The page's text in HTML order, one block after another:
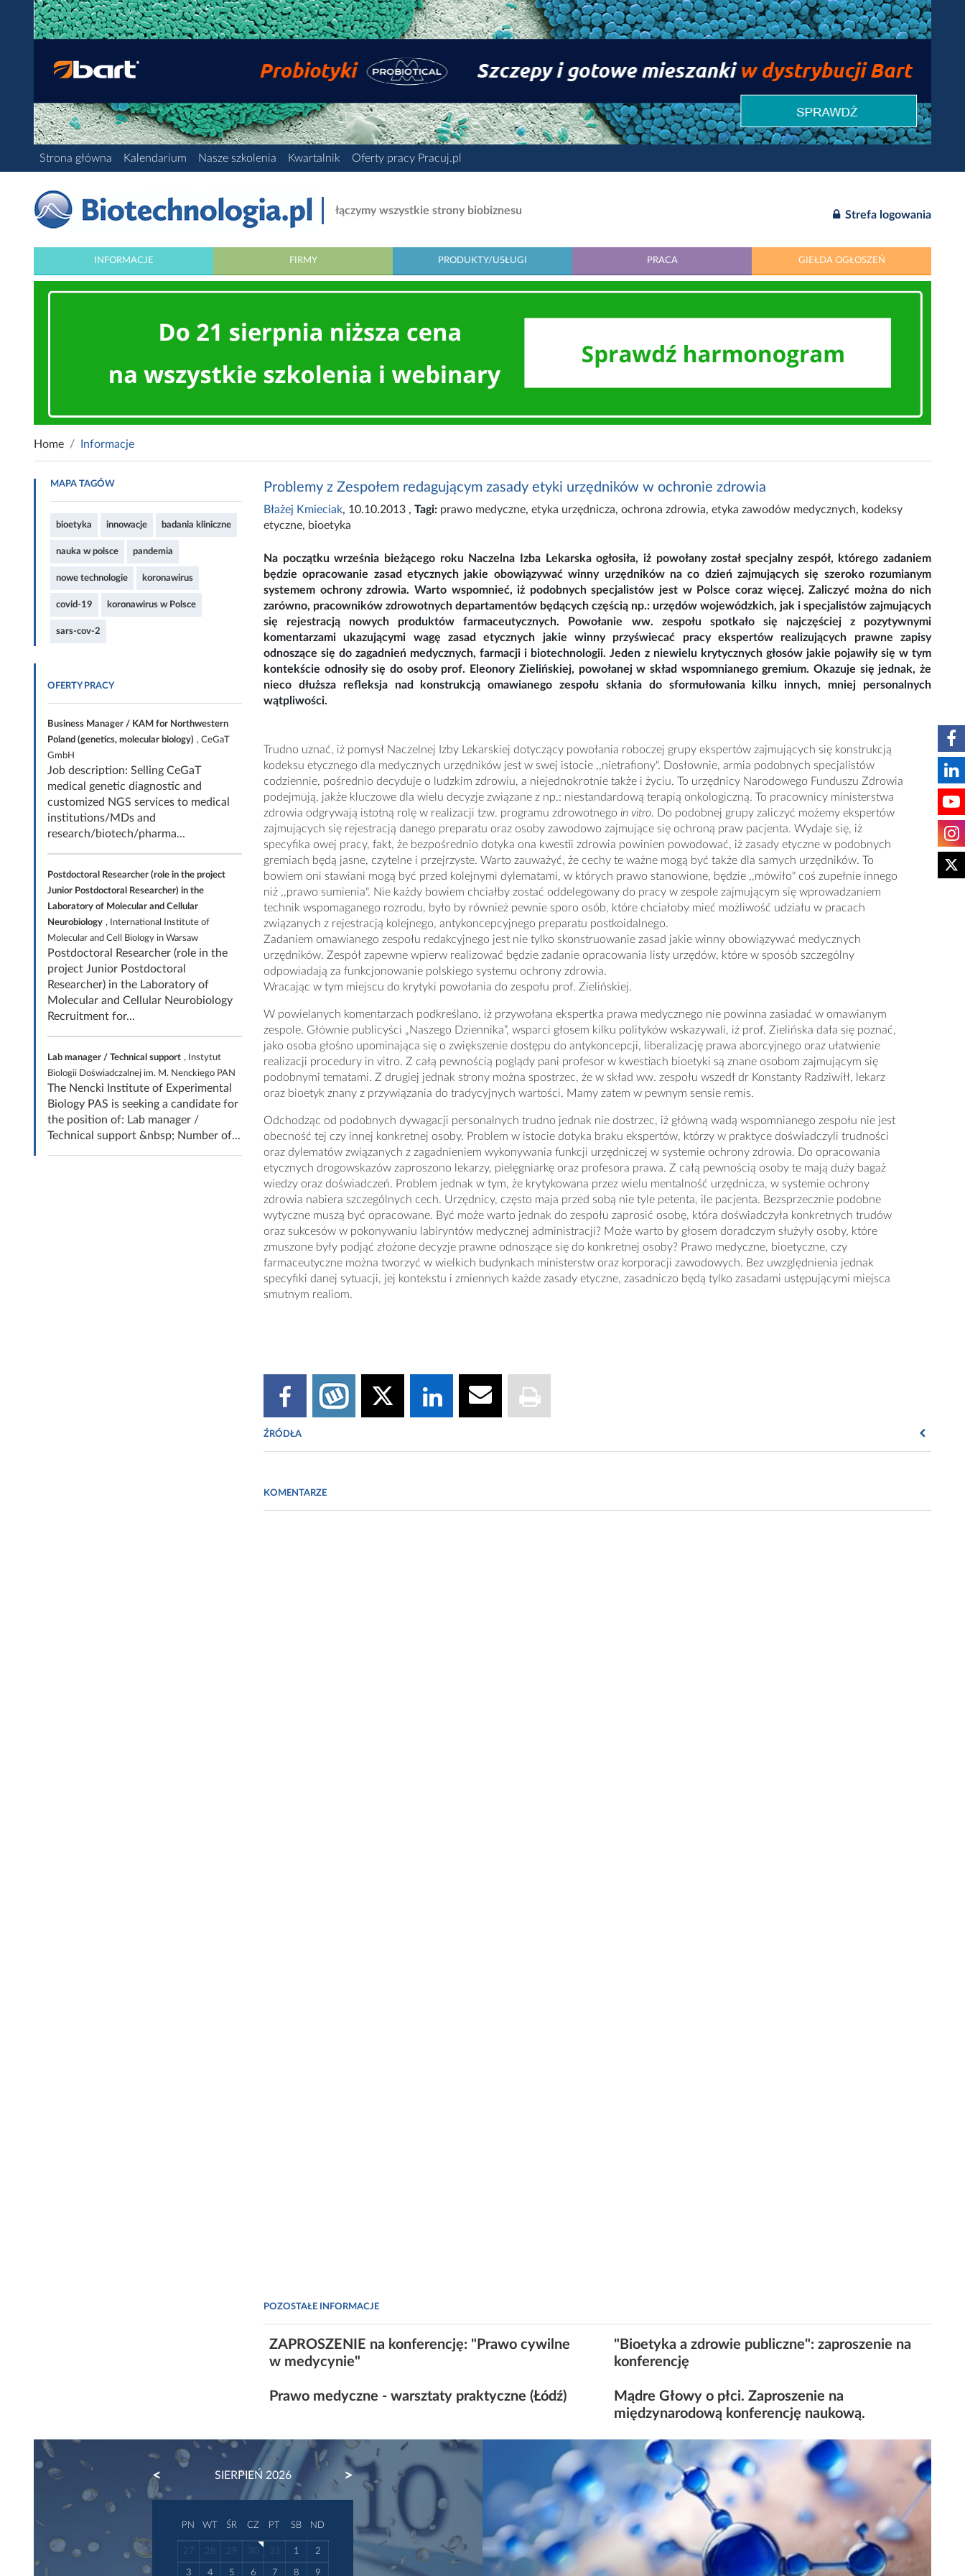
Strona główna Kalendarium Nasze szkolenia Kwartalnik Oferty pracy Pracuj.pl
łączymy wszystkie strony biobiznesu Strefa logowania
INFORMACJE FIRMY PRODUKTY/USŁUGI PRACA GIEŁDA OGŁOSZEŃ
Home Informacje
MAPA TAGÓW
bioetyka innowacje badania kliniczne
nauka w polsce pandemia
nowe technologie koronawirus
covid-19 koronawirus w Polsce
sars-cov-2
OFERTY PRACY
Business Manager / KAM for Northwestern
Poland (genetics, molecular biology) , CeGaT
GmbH
Job description: Selling CeGaT
medical genetic diagnostic and
customized NGS services to medical
institutions/MDs and
research/biotech/pharma...
Postdoctoral Researcher (role in the project
Junior Postdoctoral Researcher) in the
Laboratory of Molecular and Cellular
Neurobiology , International Institute of
Molecular and Cell Biology in Warsaw
Postdoctoral Researcher (role in the
project Junior Postdoctoral
Researcher) in the Laboratory of
Molecular and Cellular Neurobiology
Recruitment for...
Lab manager / Technical support , Instytut
Biologii Doświadczalnej im. M. Nenckiego PAN
The Nencki Institute of Experimental
Biology PAS is seeking a candidate for
the position of: Lab manager /
Technical support &nbsp; Number of...
Problemy z Zespołem redagującym zasady etyki urzędników w ochronie zdrowia
Błażej Kmieciak, 10.10.2013 , Tagi: prawo medyczne, etyka urzędnicza, ochrona zdrowia, etyka zawodów medycznych, kodeksy
etyczne, bioetyka
Na początku września bieżącego roku Naczelna Izba Lekarska ogłosiła, iż powołany został specjalny zespół, którego zadaniem
będzie opracowanie zasad etycznych jakie obowiązywać winny urzędników na co dzień zajmujących się szeroko rozumianym
systemem ochrony zdrowia. Warto wspomnieć, iż podobnych specjalistów jest w Polsce coraz więcej. Zaliczyć można do nich
zarówno, pracowników zdrowotnych departamentów będących częścią np.: urzędów wojewódzkich, jak i specjalistów zajmujących
się rejestracją nowych produktów farmaceutycznych. Powołanie ww. zespołu spotkało się najczęściej z pozytywnymi
komentarzami ukazującymi wagę zasad etycznych jakie winny przyświecać pracy ekspertów realizujących prawne zapisy
odnoszące się do zagadnień medycznych, farmacji i biotechnologii. Jeden z niewielu krytycznych głosów jakie pojawiły się w tym
kontekście odnosiły się do osoby prof. Eleonory Zielińskiej, powołanej w skład wspomnianego gremium. Okazuje się jednak, że
nieco dłuższa refleksja nad konstrukcją omawianego zespołu skłania do sformułowania kilku innych, mniej personalnych
wątpliwości.
Trudno uznać, iż pomysł Naczelnej Izby Lekarskiej dotyczący powołania roboczej grupy ekspertów zajmujących się konstrukcją
kodeksu etycznego dla medycznych urzędników jest w swej istocie ,,nietrafiony". Dosłownie, armia podobnych specjalistów
codziennie, pośrednio decyduje o ludzkim zdrowiu, a niejednokrotnie także i życiu. To urzędnicy Narodowego Funduszu Zdrowia
podejmują, jakże kluczowe dla wielu decyzje związane z np.: niestandardową terapią onkologiczną. To pracownicy ministerstwa
zdrowia odgrywają istotną rolę w realizacji tzw. programu zdrowotnego in vitro. Do podobnej grupy zaliczyć możemy ekspertów
zajmujących się rejestracją danego preparatu oraz osoby zawodowo zajmujące się ochroną praw pacjenta. Wydaje się, iż
specyfika owej pracy, fakt, że bezpośrednio dotyka ona kwestii zdrowia powinien powodować, iż zasady etyczne w podobnych
gremiach będą jasne, czytelne i przejrzyste. Warto zauważyć, że cechy te ważne mogą być także dla samych urzędników. To
bowiem oni stawiani mogą być przed kolejnymi dylematami, w których prawo stanowione, będzie ,,mówiło" coś zupełnie innego
niż ,,prawo sumienia". Nie każdy bowiem chciałby zostać oddelegowany do pracy w zespole zajmującym się wprowadzaniem
technik wspomaganego rozrodu, było by również pewnie sporo osób, które chciałoby mieć możliwość udziału w pracach
związanych z rejestracją kolejnego, antykoncepcyjnego preparatu postkoidalnego.
Zadaniem omawianego zespołu redakcyjnego jest nie tylko skonstruowanie zasad jakie winny obowiązywać medycznych
urzędników. Zespół zapewne wpierw realizować będzie zadanie opracowania listy urzędów, które w sposób szczególny
odpowiadają za funkcjonowanie polskiego systemu ochrony zdrowia.
Wracając w tym miejscu do krytyki powołania do zespołu prof. Zielińskiej.
W powielanych komentarzach podkreślano, iż przywołana ekspertka prawa medycznego nie powinna zasiadać w omawianym
zespole. Głównie publicyści „Naszego Dziennika”, wsparci głosem kilku polityków wskazywali, iż prof. Zielińska dała się poznać,
jako osoba głośno upominająca się o zwiększenie dostępu do antykoncepcji, liberalizację prawa aborcyjnego oraz ułatwienie
realizacji procedury in vitro. Z całą pewnością poglądy pani profesor w kwestiach bioetyki są znane osobom zajmującym się
podobnymi tematami. Z drugiej jednak strony można spostrzec, że w skład ww. zespołu wszedł dr Konstanty Radziwiłł, lekarz
oraz bioetyk znany z przywiązania do tradycyjnych wartości. Mamy zatem w pewnym sensie remis.
Odchodząc od podobnych dywagacji personalnych trudno jednak nie dostrzec, iż główną wadą wspomnianego zespołu nie jest
obecność tej czy innej konkretnej osoby. Problem w istocie dotyka braku ekspertów, którzy w praktyce doświadczyli trudności
oraz dylematów związanych z zagadnieniem wykonywania funkcji urzędniczej w systemie ochrony zdrowia. Do opracowania
etycznych drogowskazów zaproszono lekarzy, pielęgniarkę oraz profesora prawa. Z całą pewnością osoby te mają duży bagaż
wiedzy oraz doświadczeń. Problem jednak w tym, że krytykowana przez wielu mentalność urzędnicza, w systemie ochrony
zdrowia nabiera szczególnych cech. Urzędnicy, często maja przed sobą nie tyle petenta, ile pacjenta. Bezsprzecznie podobne
wytyczne muszą być opracowane. Być może warto jednak do zespołu zaprosić osobę, która doświadczyła konkretnych trudów
oraz sukcesów w pokonywaniu labiryntów medycznej administracji? Może warto by głosem doradczym służyły osoby, które
zmuszone były podjąć złożone decyzje prawne odnoszące się do konkretnej osoby? Prawo medyczne, bioetyczne, czy
farmaceutyczne można tworzyć w wielkich budynkach ministerstw oraz korporacji zawodowych. Bez uwzględnienia jednak
specyfiki danej sytuacji, jej kontekstu i zmiennych każde zasady etyczne, zasadniczo będą tylko zasadami ustępującymi miejsca
smutnym realiom.
ŹRÓDŁA
www.nil.org.pl
KOMENTARZE
POZOSTAŁE INFORMACJE
ZAPROSZENIE na konferencję: "Prawo cywilne
w medycynie"
"Bioetyka a zdrowie publiczne": zaproszenie na
konferencję
Prawo medyczne - warsztaty praktyczne (Łódź)
Mądre Głowy o płci. Zaproszenie na
międzynarodową konferencję naukową.
SIERPIEŃ 2026
PREVIOUS NEXT
PN WT ŚR CZ PT SB ND
27 28 29 30 31 1 2
3 4 5 6 7 8 9